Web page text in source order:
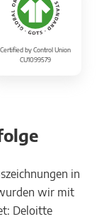
Certified by Control Union
CU1099579
in
wir mit
Deloitte